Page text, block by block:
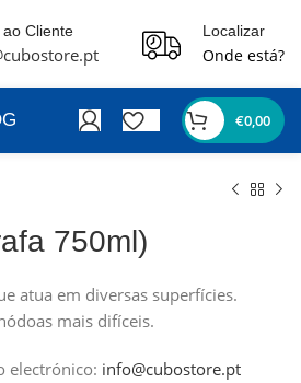
Cliente Localizar
Onde está?
€0,00
750ml)
atua em diversas superfícies.
mais difíceis.
electrónico: info@cubostore.pt